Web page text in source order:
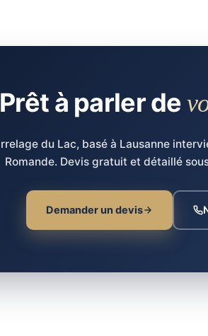
Prêt à parler de
du Lac, basé à Lausanne
Romande. Devis gratuit et détaillé
Demander un devis